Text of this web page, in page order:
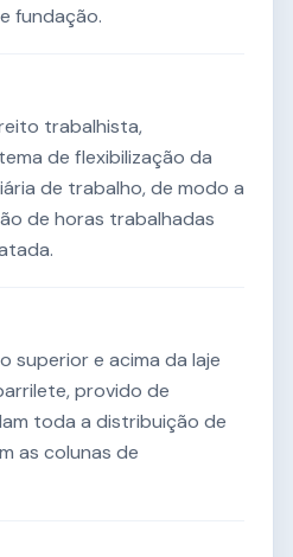
fundação.
trabalhista,
de flexibilização da
de trabalho, de modo a
de horas trabalhadas
superior e acima da laje
provido de
toda a distribuição de
as colunas de